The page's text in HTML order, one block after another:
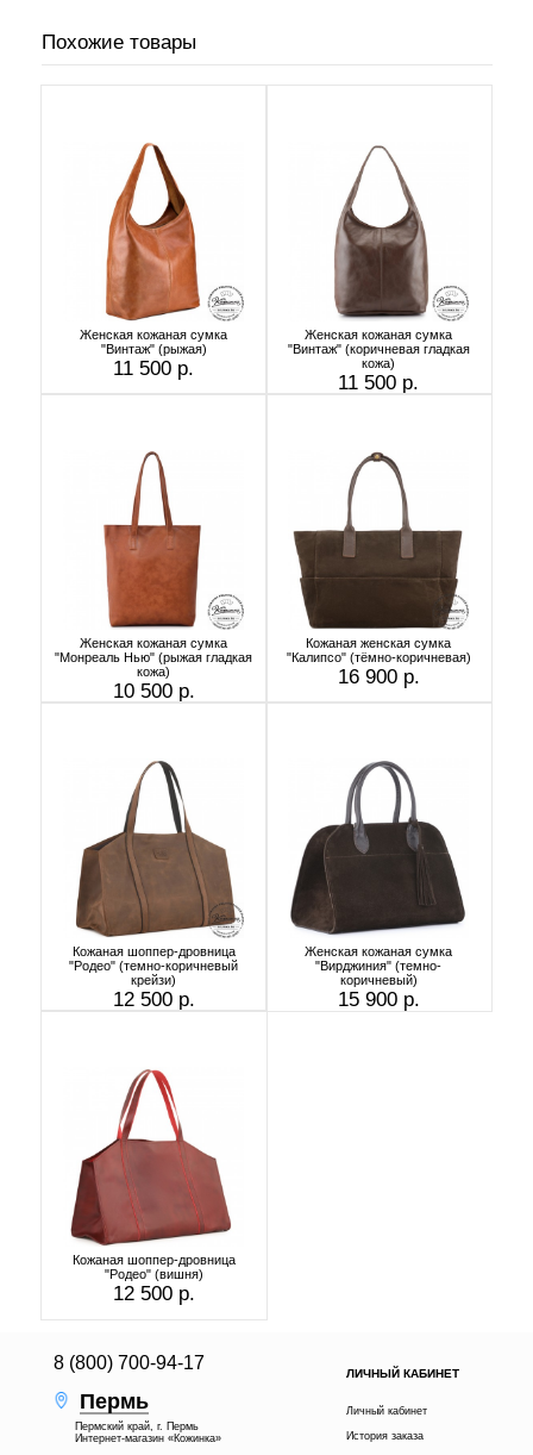
Похожие товары
Женская кожаная сумка
"Винтаж" (рыжая)
11 500 р.
Женская кожаная сумка
"Винтаж" (коричневая гладкая
кожа)
11 500 р.
Женская кожаная сумка
"Монреаль Нью" (рыжая гладкая
кожа)
10 500 р.
Кожаная женская сумка
"Калипсо" (тёмно-коричневая)
16 900 р.
Кожаная шоппер-дровница
"Родео" (темно-коричневый
крейзи)
12 500 р.
Женская кожаная сумка
"Вирджиния" (темно-
коричневый)
15 900 р.
Кожаная шоппер-дровница
"Родео" (вишня)
12 500 р.
8 (800) 700-94-17
Пермь
Пермский край, г. Пермь
Интернет-магазин «Кожинка»
ЛИЧНЫЙ КАБИНЕТ
Личный кабинет
История заказа